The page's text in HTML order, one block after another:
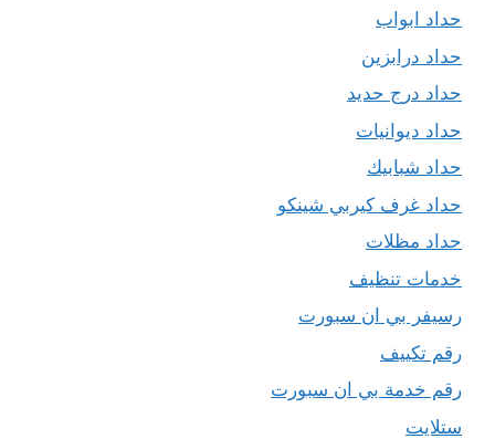
حداد ابواب
حداد درابزين
حداد درج حديد
حداد ديوانيات
حداد شبابيك
حداد غرف كيربي شينكو
حداد مظلات
خدمات تنظيف
رسيفر بي ان سبورت
رقم تكييف
رقم خدمة بي ان سبورت
ستلايت